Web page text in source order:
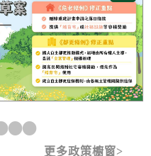
更多政策櫥窗